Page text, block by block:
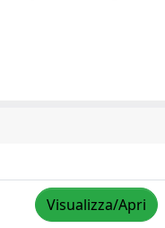
Visualizza/Apri